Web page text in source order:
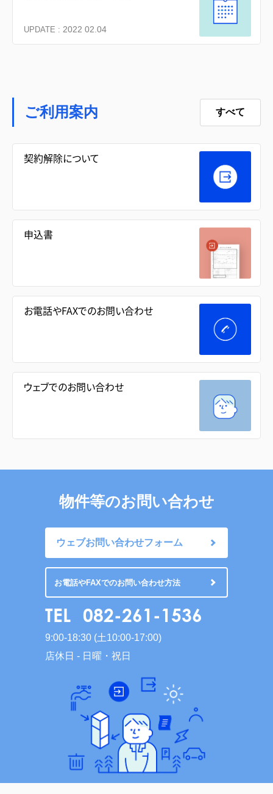
UPDATE : 2022 02.04
ご利用案内 すべて
契約解除について
申込書
お電話やFAXでのお問い合わせ
ウェブでのお問い合わせ
物件等のお問い合わせ
ウェブお問い合わせフォーム
お電話やFAXでのお問い合わせ方法
TEL 082-261-1536
9:00-18:30 (土10:00-17:00)
店休日 - 日曜・祝日